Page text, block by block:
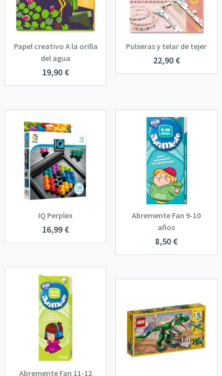
Papel creativo A la orilla
del agua
19,90 €
Pulseras y telar de tejer
22,90 €
IQ Perplex
16,99 €
Abremente Fan 9-10
años
8,50 €
Abremente Fan 11-12